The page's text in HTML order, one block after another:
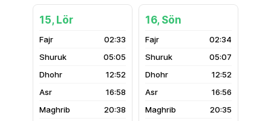
15, Lör
02:33
05:05
12:52
16:58
20:38
16, Sön
02:34
05:07
12:52
16:56
20:35